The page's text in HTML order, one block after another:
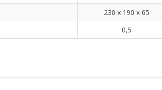
230 х 190 х 65
0,5